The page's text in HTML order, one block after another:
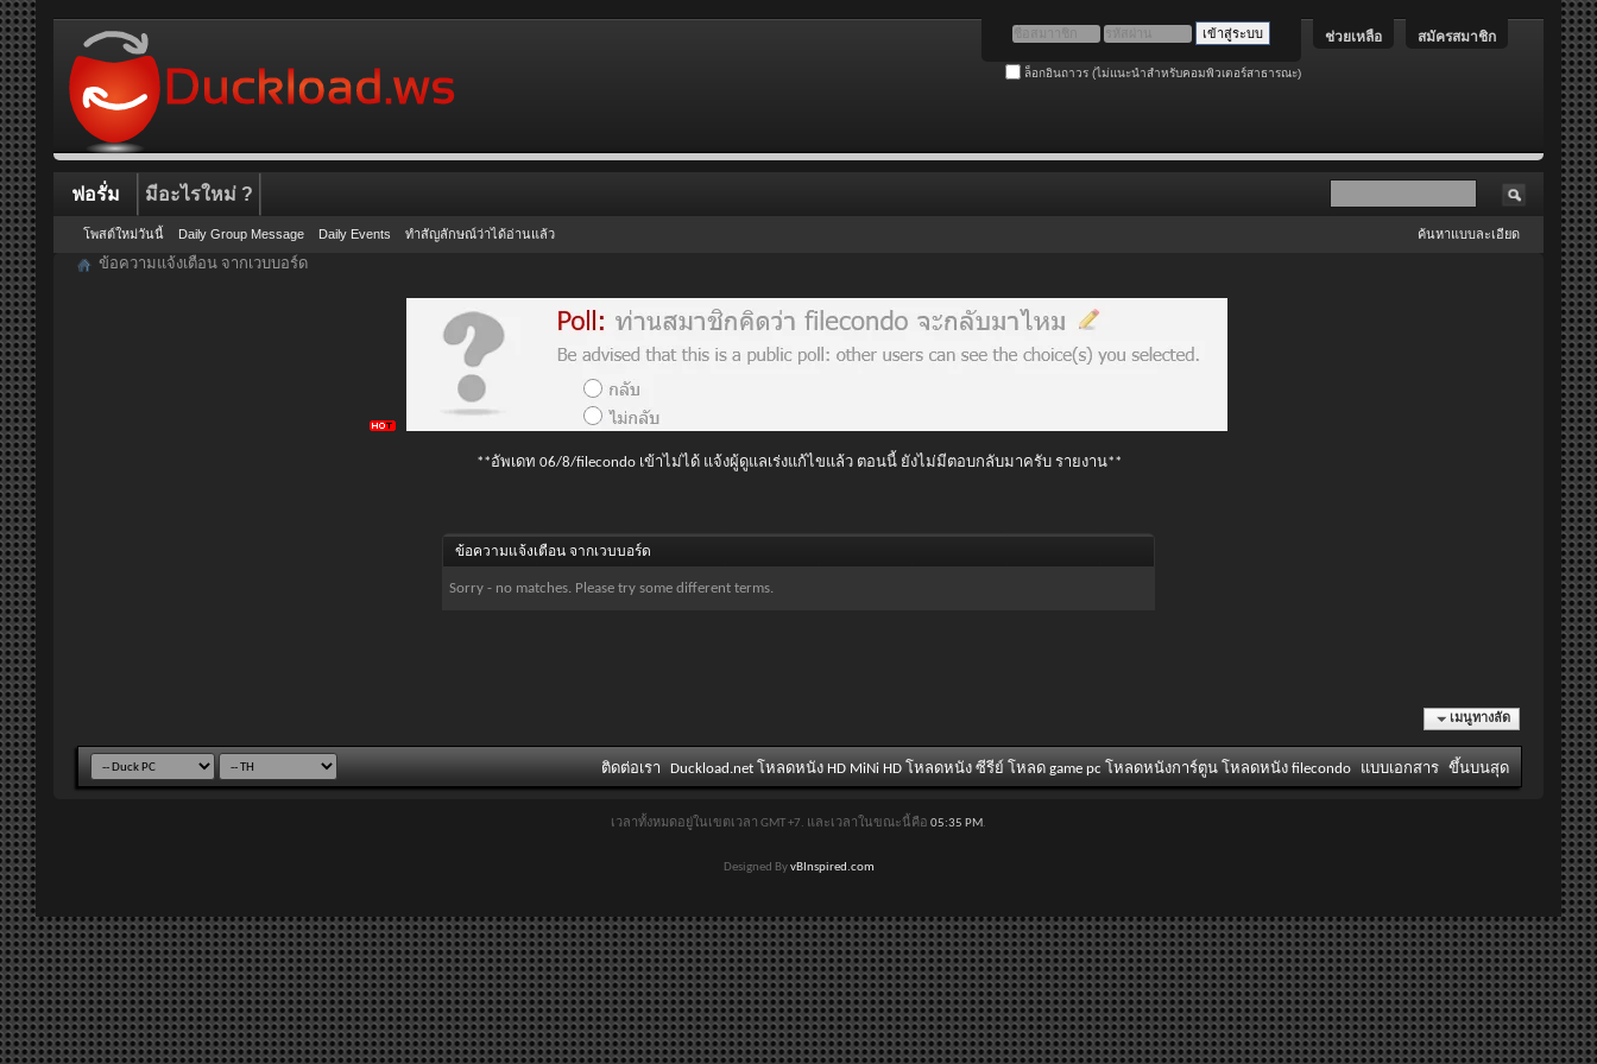
สมัครสมาชิก
ช่วยเหลือ
ล็อกอินถาวร (ไม่แนะนำสำหรับคอมพิวเตอร์สาธารณะ)
ฟอรั่ม มีอะไรใหม่ ?
โพสต์ใหม่วันนี้ Daily Group Message Daily Events ทำสัญลักษณ์ว่าได้อ่านแล้ว ค้นหาแบบละเอียด
ข้อความแจ้งเตือน จากเวบบอร์ด
**อัพเดท 06/8/filecondo เข้าไม่ได้ แจ้งผู้ดูแลเร่งแก้ไขแล้ว ตอนนี้ ยังไม่มีตอบกลับมาครับ รายงาน**
ข้อความแจ้งเตือน จากเวบบอร์ด
Sorry - no matches. Please try some different terms.
เมนูทางลัด
ติดต่อเรา Duckload.net โหลดหนัง HD MiNi HD โหลดหนัง ซีรีย์ โหลด game pc โหลดหนังการ์ตูน โหลดหนัง filecondo แบบเอกสาร ขึ้นบนสุด
เวลาทั้งหมดอยู่ในเขตเวลา GMT +7. และเวลาในขณะนี้คือ 05:35 PM.
Designed ByvBInspired.com